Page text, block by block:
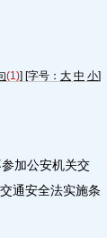
(1)] [字号： 大 中 小]
加公安机关交
通安全法实施条